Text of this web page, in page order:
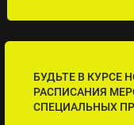
БУДЬТЕ В КУРСЕ
РАСПИСАНИЯ
СПЕЦИАЛЬНЫХ